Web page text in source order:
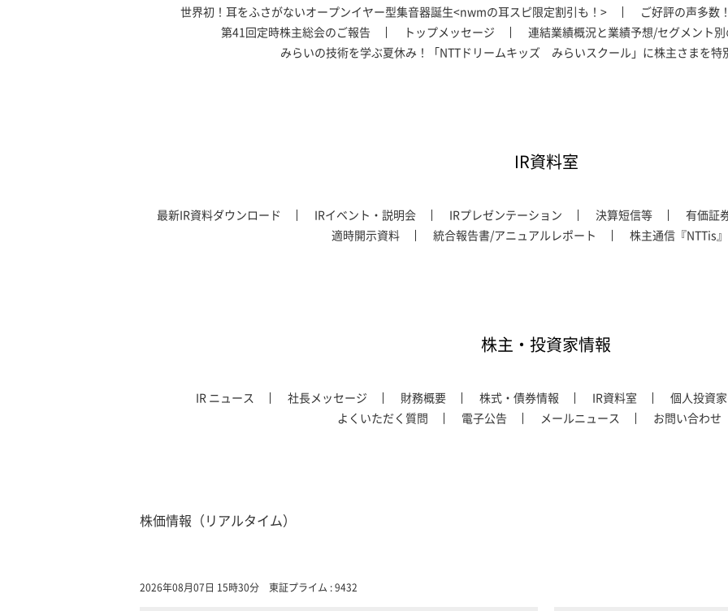
世界初！耳をふさがないオープンイヤー型集音器誕生<nwmの耳スピ限定割引も！>
ご好評の声多数
第41回定時株主総会のご報告
トップメッセージ 連結業績概況と業績予想/セグメント
みらいの技術を学ぶ夏休み！「NTTドリームキッズ みらいスクール」に株主さまを特
IR資料室
最新IR資料ダウンロード IRイベント・説明会 IRプレゼンテーション 決算短信等
有価証
適時開示資料
統合報告書/アニュアルレポート 株主通信『NTTis』
株主・投資家情報
IR ニュース 社長メッセージ 財務概要 株式・債券情報 IR資料室 個人投資
よくいただく質問
電子公告 メールニュース お問い合わせ
株価情報（リアルタイム）
2026年08月07日 15時30分 東証プライム : 9432